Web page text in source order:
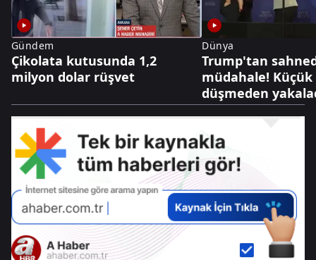
Gündem
Çikolata kutusunda 1,2
milyon dolar rüşvet
Dünya
Trump'tan
müdahale! Küçük
düşmeden